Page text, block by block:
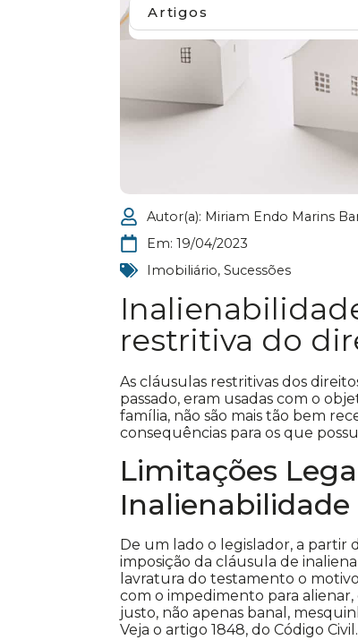
Autor(a): Miriam Endo Marins
Em:19/04/2023
Imobiliário,Sucessões
restritiva do
As cláusulas restritivas dos
passado, eram usadas com o
família, não são mais tão bem
consequências para os que
Limitações
Inalienabilidade
De um lado o legislador, a partir
imposição da cláusula de
lavratura do testamento o
com o impedimento para
justo, não apenas banal,
Veja o artigo 1848, do Código Civil.
Artigos